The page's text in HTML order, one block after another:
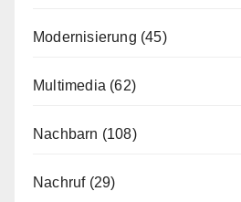
Modernisierung (45)
Multimedia (62)
Nachbarn (108)
Nachruf(29)